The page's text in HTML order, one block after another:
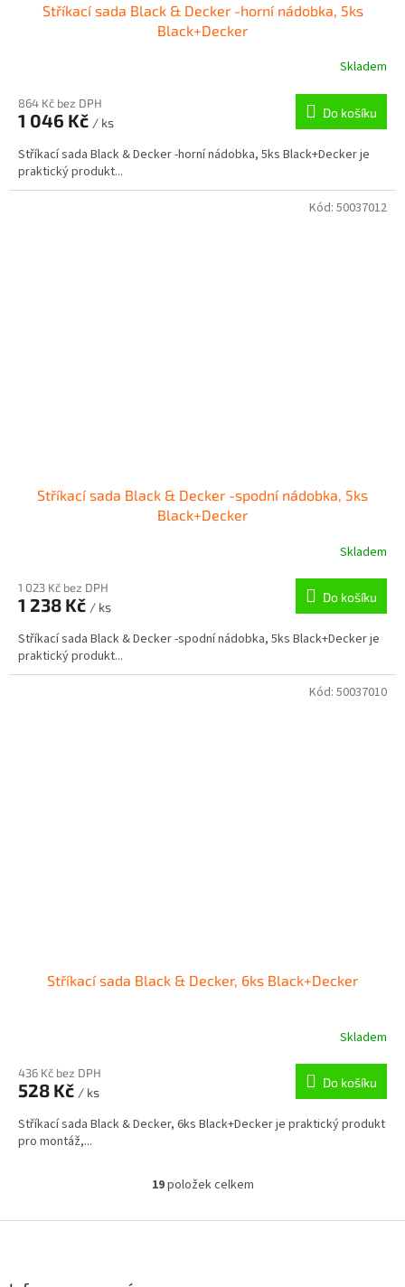
Stříkací sada Black & Decker -horní nádobka, 5ks
Black+Decker
Skladem
864 Kč bez DPH
1 046 Kč / ks
Do košíku
Stříkací sada Black & Decker -horní nádobka, 5ks Black+Decker je
praktický produkt...
Stříkací sada Black & Decker -spodní nádobka, 5ks
Black+Decker
Skladem
1 023 Kč bez DPH
1 238 Kč / ks
Do košíku
Stříkací sada Black & Decker -spodní nádobka, 5ks Black+Decker je
praktický produkt...
Kód: 50037012
Stříkací sada Black & Decker, 6ks Black+Decker
Skladem
436 Kč bez DPH
528 Kč / ks
Do košíku
Stříkací sada Black & Decker, 6ks Black+Decker je praktický produkt
pro montáž,...
Kód: 50037010
O
l
19položek celkem